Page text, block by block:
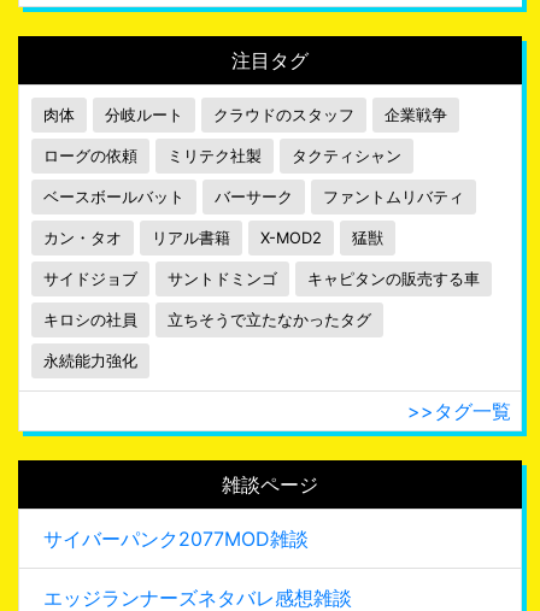
注目タグ
肉体 分岐ルート クラウドのスタッフ 企業戦争
ローグの依頼 ミリテク社製 タクティシャン
ベースボールバット バーサーク ファントムリバティ
カン・タオ リアル書籍 X-MOD2 猛獣
サイドジョブ サントドミンゴ キャピタンの販売する車
キロシの社員 立ちそうで立たなかったタグ
永続能力強化
>>タグ一覧
雑談ページ
サイバーパンク2077MOD雑談
エッジランナーズネタバレ感想雑談